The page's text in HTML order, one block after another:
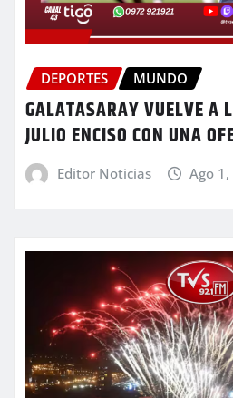
DEPORTES MUNDO
GALATASARAY VUELVE A
JULIO ENCISO CON UNA
Editor Noticias Ago